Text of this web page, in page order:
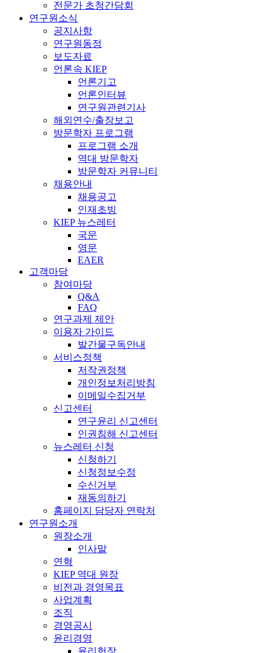
전문가 초청간담회
연구원소식
공지사항
연구원동정
보도자료
언론속 KIEP
언론기고
언론인터뷰
연구원관련기사
해외연수/출장보고
방문학자 프로그램
프로그램 소개
역대 방문학자
방문학자 커뮤니티
채용안내
채용공고
인재초빙
KIEP 뉴스레터
국문
영문
EAER
고객마당
참여마당
Q&A
FAQ
연구과제 제안
이용자 가이드
발간물구독안내
서비스정책
저작권정책
개인정보처리방침
이메일수집거부
신고센터
연구윤리 신고센터
인권침해 신고센터
뉴스레터 신청
신청하기
신청정보수정
수신거부
재동의하기
홈페이지 담당자 연락처
연구원소개
원장소개
인사말
연혁
KIEP 역대 원장
비전과 경영목표
사업계획
조직
경영공시
윤리경영
윤리헌장